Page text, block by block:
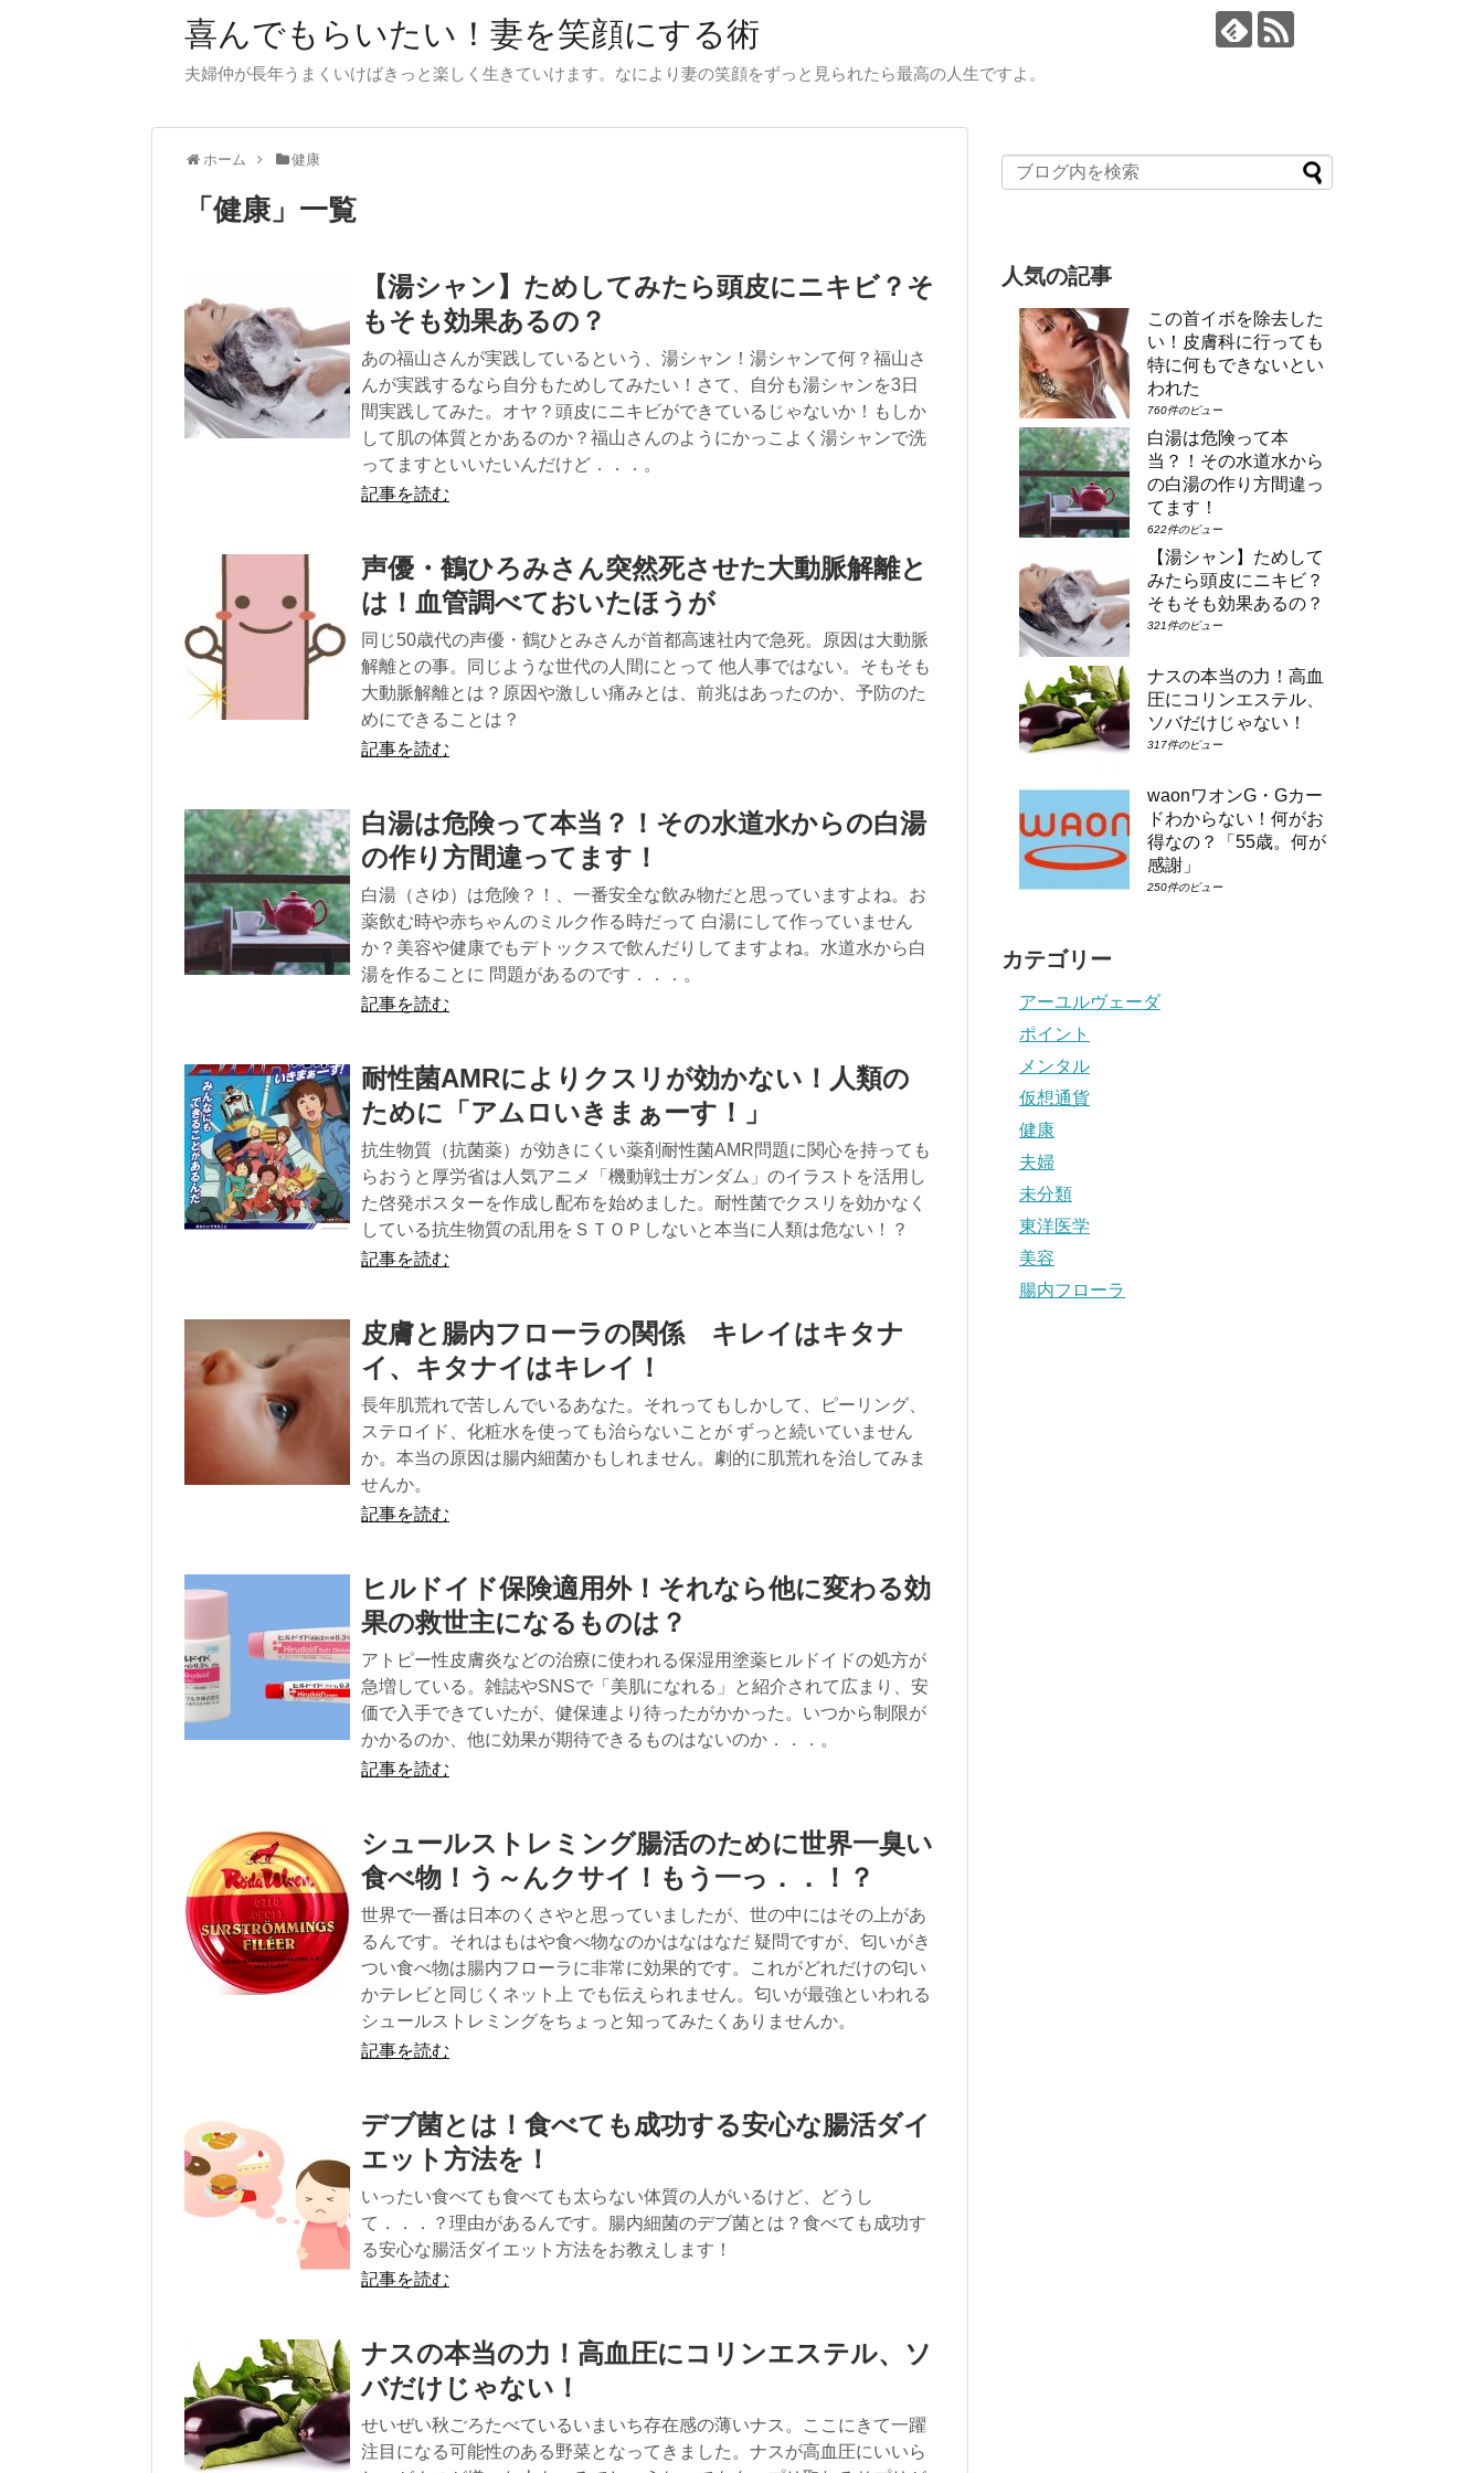
喜んでもらいたい！妻を笑顔にする術
夫婦仲が長年うまくいけばきっと楽しく生きていけます。なにより妻の笑顔をずっと見られたら最高の人生ですよ。
ホーム 健康
「健康」 一覧
【湯シャン】ためしてみたら頭皮にニキビ？そ
もそも効果あるの？
あの福山さんが実践しているという、湯シャン！湯シャンて何？福山さ
んが実践するなら自分もためしてみたい！さて、自分も湯シャンを3日
間実践してみた。オヤ？頭皮にニキビができているじゃないか！もしか
して肌の体質とかあるのか？福山さんのようにかっこよく湯シャンで洗
ってますといいたいんだけど．．．。
記事を読む
声優・鶴ひろみさん突然死させた大動脈解離と
は！血管調べておいたほうが
同じ50歳代の声優・鶴ひとみさんが首都高速社内で急死。原因は大動脈
解離との事。同じような世代の人間にとって 他人事ではない。そもそも
大動脈解離とは？原因や激しい痛みとは、前兆はあったのか、予防のた
めにできることは？
記事を読む
白湯は危険って本当？！その水道水からの白湯
の作り方間違ってます！
白湯（さゆ）は危険？！、一番安全な飲み物だと思っていますよね。お
薬飲む時や赤ちゃんのミルク作る時だって 白湯にして作っていません
か？美容や健康でもデトックスで飲んだりしてますよね。水道水から白
湯を作ることに 問題があるのです．．．。
記事を読む
耐性菌AMRによりクスリが効かない！人類の
ために「アムロいきまぁーす！」
抗生物質（抗菌薬）が効きにくい薬剤耐性菌AMR問題に関心を持っても
らおうと厚労省は人気アニメ「機動戦士ガンダム」のイラストを活用し
た啓発ポスターを作成し配布を始めました。耐性菌でクスリを効かなく
している抗生物質の乱用をＳＴＯＰしないと本当に人類は危ない！？
記事を読む
皮膚と腸内フローラの関係 キレイはキタナ
イ、キタナイはキレイ！
長年肌荒れで苦しんでいるあなた。それってもしかして、ピーリング、
ステロイド、化粧水を使っても治らないことが ずっと続いていません
か。本当の原因は腸内細菌かもしれません。劇的に肌荒れを治してみま
せんか。
記事を読む
ヒルドイド保険適用外！それなら他に変わる効
果の救世主になるものは？
アトピー性皮膚炎などの治療に使われる保湿用塗薬ヒルドイドの処方が
急増している。雑誌やSNSで「美肌になれる」と紹介されて広まり、安
価で入手できていたが、健保連より待ったがかかった。いつから制限が
かかるのか、他に効果が期待できるものはないのか．．．。
記事を読む
シュールストレミング腸活のために世界一臭い
食べ物！う～んクサイ！もう一っ．．！？
世界で一番は日本のくさやと思っていましたが、世の中にはその上があ
るんです。それはもはや食べ物なのかはなはなだ 疑問ですが、匂いがき
つい食べ物は腸内フローラに非常に効果的です。これがどれだけの匂い
かテレビと同じくネット上 でも伝えられません。匂いが最強といわれる
シュールストレミングをちょっと知ってみたくありませんか。
記事を読む
デブ菌とは！食べても成功する安心な腸活ダイ
エット方法を！
いったい食べても食べても太らない体質の人がいるけど、どうし
て．．．？理由があるんです。腸内細菌のデブ菌とは？食べても成功す
る安心な腸活ダイエット方法をお教えします！
記事を読む
ナスの本当の力！高血圧にコリンエステル、ソ
バだけじゃない！
せいぜい秋ごろたべているいまいち存在感の薄いナス。ここにきて一躍
注目になる可能性のある野菜となってきました。ナスが高血圧にいいら
人気の記事
この首イボを除去した
い！皮膚科に行っても
特に何もできないとい
われた
760件のビュー
白湯は危険って本
当？！その水道水から
の白湯の作り方間違っ
てます！
622件のビュー
【湯シャン】ためして
みたら頭皮にニキビ？
そもそも効果あるの？
321件のビュー
ナスの本当の力！高血
圧にコリンエステル、
ソバだけじゃない！
317件のビュー
waonワオンG・Gカー
ドわからない！何がお
得なの？「55歳。何が
感謝」
250件のビュー
カテゴリー
アーユルヴェーダ
ポイント
メンタル
仮想通貨
健康
夫婦
未分類
東洋医学
美容
腸内フローラ